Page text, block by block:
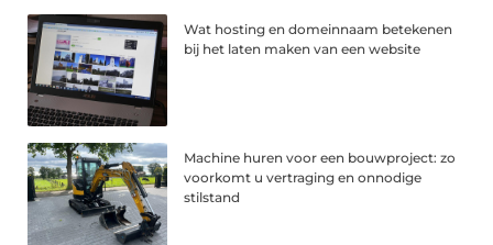
Wat hosting en domeinnaam betekenen
bij het laten maken van een website
Machine huren voor een bouwproject: zo
voorkomt u vertraging en onnodige
stilstand